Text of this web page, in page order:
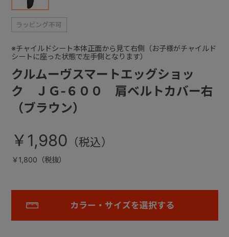
クルムーヴスマートエッグショッ
ク ＪＧ-６００ 肩ベルトカバー右
（ブラウン）
※チャイルドシート本体正面から見て右側（お子様がチャイルド
シートに座った状態で左手側となります）
￥1,980
￥1,800（税抜）
カラー・サイズを選択する